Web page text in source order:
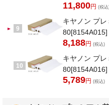
11,800円 (税
9
キヤノン プ
80[8154A015]
8,188円 (税込)
10
キヤノン プ
80[8154A016]
5,789円 (税込)